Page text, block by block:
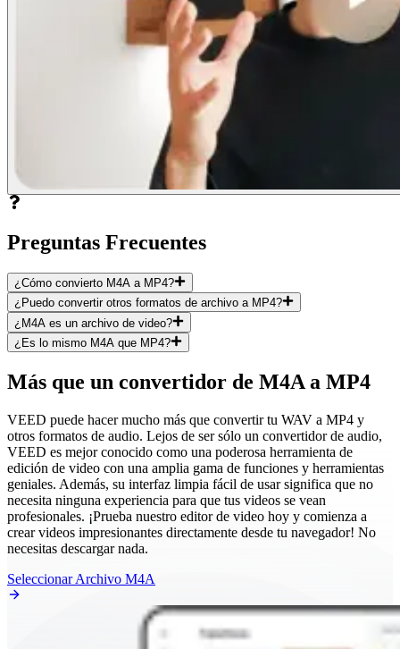
Preguntas Frecuentes
¿Cómo convierto M4A a MP4?
¿Puedo convertir otros formatos de archivo a MP4?
¿M4A es un archivo de video?
¿Es lo mismo M4A que MP4?
Más que un convertidor de M4A a MP4
VEED puede hacer mucho más que convertir tu WAV a MP4 y
otros formatos de audio. Lejos de ser sólo un convertidor de audio,
VEED es mejor conocido como una poderosa herramienta de
edición de video con una amplia gama de funciones y herramientas
geniales. Además, su interfaz limpia fácil de usar significa que no
necesita ninguna experiencia para que tus videos se vean
profesionales. ¡Prueba nuestro editor de video hoy y comienza a
crear videos impresionantes directamente desde tu navegador! No
necesitas descargar nada.
Seleccionar Archivo M4A